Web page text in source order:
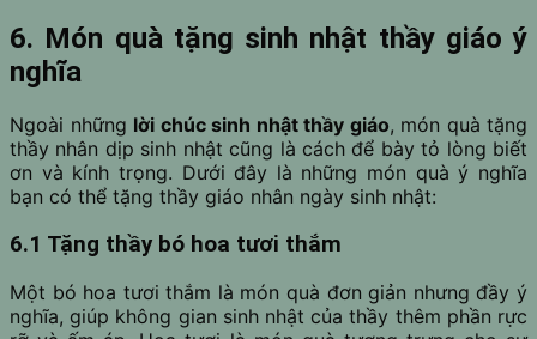
6. Món quà tặng sinh nhật thầy giáo ý
nghĩa
Ngoài những lời chúc sinh nhật thầy giáo, món quà tặng
thầy nhân dịp sinh nhật cũng là cách để bày tỏ lòng biết
ơn và kính trọng. Dưới đây là những món quà ý nghĩa
bạn có thể tặng thầy giáo nhân ngày sinh nhật:
6.1 Tặng thầy bó hoa tươi thắm
Một bó hoa tươi thắm là món quà đơn giản nhưng đầy ý
nghĩa, giúp không gian sinh nhật của thầy thêm phần rực